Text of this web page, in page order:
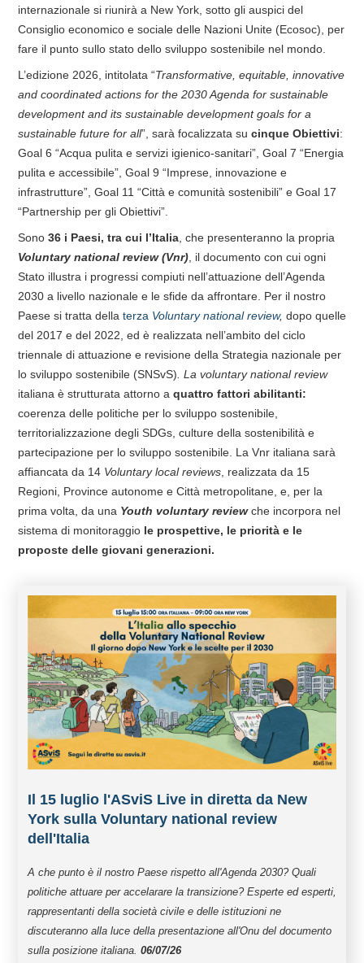
internazionale si riunirà a New York, sotto gli auspici del
Consiglio economico e sociale delle Nazioni Unite (Ecosoc), per
fare il punto sullo stato dello sviluppo sostenibile nel mondo.
L’edizione 2026, intitolata “Transformative, equitable, innovative
and coordinated actions for the 2030 Agenda for sustainable
development and its sustainable development goals for a
sustainable future for all”, sarà focalizzata su cinque Obiettivi:
Goal 6 “Acqua pulita e servizi igienico-sanitari”, Goal 7 “Energia
pulita e accessibile”, Goal 9 “Imprese, innovazione e
infrastrutture”, Goal 11 “Città e comunità sostenibili” e Goal 17
“Partnership per gli Obiettivi”.
Sono 36 i Paesi, tra cui l’Italia , che presenteranno la propria
Voluntary national review (Vnr) , il documento con cui ogni
Stato illustra i progressi compiuti nell’attuazione dell’Agenda
2030 a livello nazionale e le sfide da affrontare. Per il nostro
Paese si tratta della terza Voluntary national review, dopo quelle
del 2017 e del 2022, ed è realizzata nell’ambito del ciclo
triennale di attuazione e revisione della Strategia nazionale per
lo sviluppo sostenibile (SNSvS) La voluntary national review
italiana è strutturata attorno a quattro fattori abilitanti:
coerenza delle politiche per lo sviluppo sostenibile,
territorializzazione degli SDGs, culture della sostenibilità e
partecipazione per lo sviluppo sostenibile. La Vnr italiana sarà
affiancata da 14 Voluntary local reviews , realizzata da 15
Regioni, Province autonome e Città metropolitane, e, per la
prima volta, da una Youth voluntary reviewche incorpora nel
sistema di monitoraggio le prospettive, le priorità e le
proposte delle giovani generazioni.
Il 15 luglio l'ASviS Live in diretta da New
York sulla Voluntary national review
dell'Italia
A che punto è il nostro Paese rispetto all'Agenda 2030? Quali
politiche attuare per accelarare la transizione? Esperte ed esperti,
rappresentanti della società civile e delle istituzioni ne
discuteranno alla luce della presentazione all'Onu del documento
sulla posizione italiana. 06/07/26